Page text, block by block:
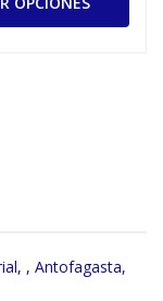
, Antofagasta,